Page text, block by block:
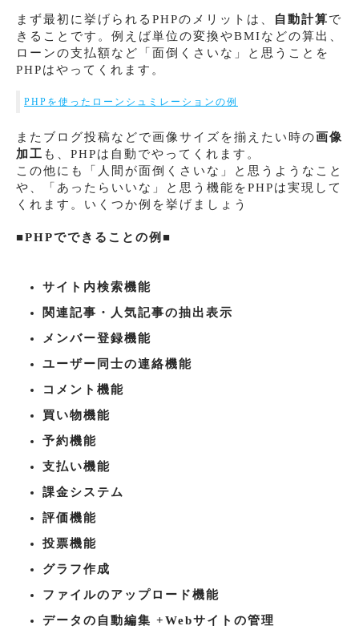
まず最初に挙げられるPHPのメリットは、 自動計算で
きることです。例えば単位の変換やBMIなどの算出、
ローンの支払額など「面倒くさいな」と思うことを
PHPはやってくれます。
PHPを使ったローンシュミレーションの例
またブログ投稿などで画像サイズを揃えたい時の画像
加工 も、PHPは自動でやってくれます。
この他にも「人間が面倒くさいな」と思うようなこと
や、「あったらいいな」と思う機能をPHPは実現して
くれます。いくつか例を挙げましょう
■PHPでできることの例■
サイト内検索機能
関連記事・人気記事の抽出表示
メンバー登録機能
ユーザー同士の連絡機能
コメント機能
買い物機能
予約機能
支払い機能
課金システム
評価機能
投票機能
グラフ作成
ファイルのアップロード機能
データの自動編集 +Webサイトの管理